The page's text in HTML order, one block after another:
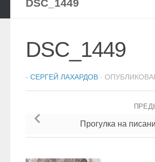
DSC_1449
DSC_1449
- СЕРГЕЙ ЛАХАРДОВ ·
Прогулка на